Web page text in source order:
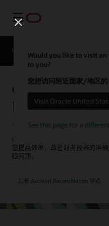
菜单
Would you like to visit
to you?
您想访问附近国家/地区的
Visit Oracle United
See this page for a
Oracle EPM 云产品
Oracle Cloud
Reconciliation
Oracle 助您实现自动化对账和事
您提高效率，改善财务报表的准
险问题。
观看 Account Reconciliation 导览